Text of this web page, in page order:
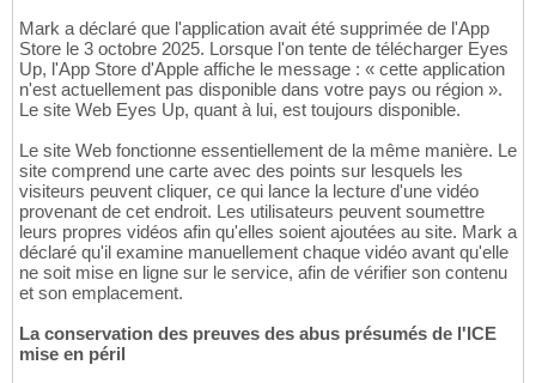
Mark a déclaré que l'application avait été supprimée de l'App
Store le 3 octobre 2025. Lorsque l'on tente de télécharger Eyes
Up, l'App Store d'Apple affiche le message : « cette application
n'est actuellement pas disponible dans votre pays ou région ».
Le site Web Eyes Up, quant à lui, est toujours disponible.
Le site Web fonctionne essentiellement de la même manière. Le
site comprend une carte avec des points sur lesquels les
visiteurs peuvent cliquer, ce qui lance la lecture d'une vidéo
provenant de cet endroit. Les utilisateurs peuvent soumettre
leurs propres vidéos afin qu'elles soient ajoutées au site. Mark a
déclaré qu'il examine manuellement chaque vidéo avant qu'elle
ne soit mise en ligne sur le service, afin de vérifier son contenu
et son emplacement.
La conservation des preuves des abus présumés de l'ICE
mise en péril